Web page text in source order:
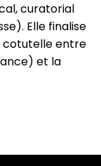
curatorial
Elle finalise
cotutelle entre
et la